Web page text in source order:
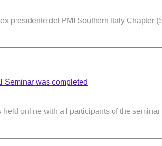
presidente del PMI Southern Italy Chapter
Seminar was completed
online with all participants of the